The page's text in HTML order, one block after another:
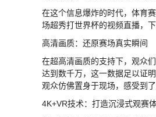
在这个信息爆炸的时代，体育
场超秀打世界杯的视频直播，
高清画质：还原赛场真实瞬间
在超高清画质的支持下，观众
达到数千万，这一数据足以证
观众仿佛置身于现场，感受到了
4K+VR技术：打造沉浸式观赛